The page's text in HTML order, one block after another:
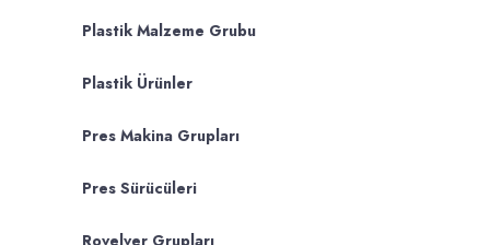
Plastik Malzeme Grubu
Plastik Ürünler
Pres Makina Grupları
Pres Sürücüleri